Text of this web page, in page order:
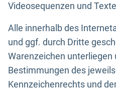
Videosequenzen und
Alle innerhalb des
und ggf. durch Dritte
Warenzeichen unterliegen
Bestimmungen des
Kennzeichenrechts und